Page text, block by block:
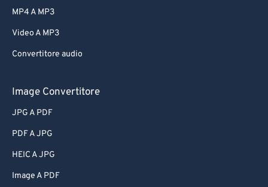
MP4 A MP3
Video A MP3
Convertitore audio
Image Convertitore
JPG A PDF
PDF A JPG
HEIC A JPG
Image A PDF